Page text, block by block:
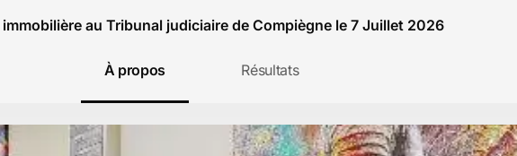
au Tribunal judiciaire de Compiègne le 7 Juillet 2026
À propos Résultats